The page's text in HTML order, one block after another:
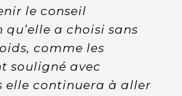
le conseil
a choisi sans
comme les
souligné avec
elle continuera à aller